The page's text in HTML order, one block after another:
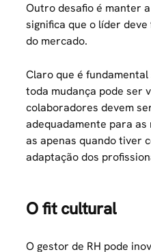
Outro desafio é manter
significa que o líder
do mercado.
Claro que é
toda mudança pode ser
colaboradores devem
adequadamente para
as apenas quando tiver
adaptação dos
O fit cultural
O gestor de RH pode